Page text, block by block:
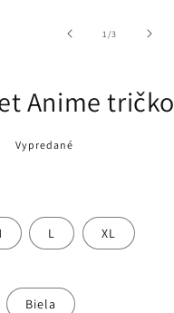
1 /z3
Anime tričko
Vypredané
L XL
Biela